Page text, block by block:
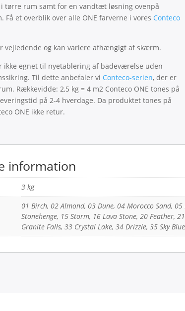
tørre rum samt for en vandtæt løsning ovenpå
Få et overblik over alle ONE farverne i vores Conteco
vejledende og kan variere afhængigt af skærm.
ikke egnet til nyetablering af badeværelse uden
Til dette anbefaler vi Conteco-serien, der er
Rækkevidde: 2,5 kg = 4 m2 Conteco ONE tones på
på 2-4 hverdage. Da produktet tones på
ONE ikke retur.
information
3 kg
01 Birch, 02 Almond, 03 Dune, 04 Morocco Sand,
Stonehenge, 15 Storm, 16 Lava Stone, 20 Feather,
Granite Falls, 33 Crystal Lake, 34 Drizzle, 35 Sky